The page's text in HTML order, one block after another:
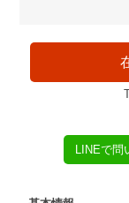
LINEで問